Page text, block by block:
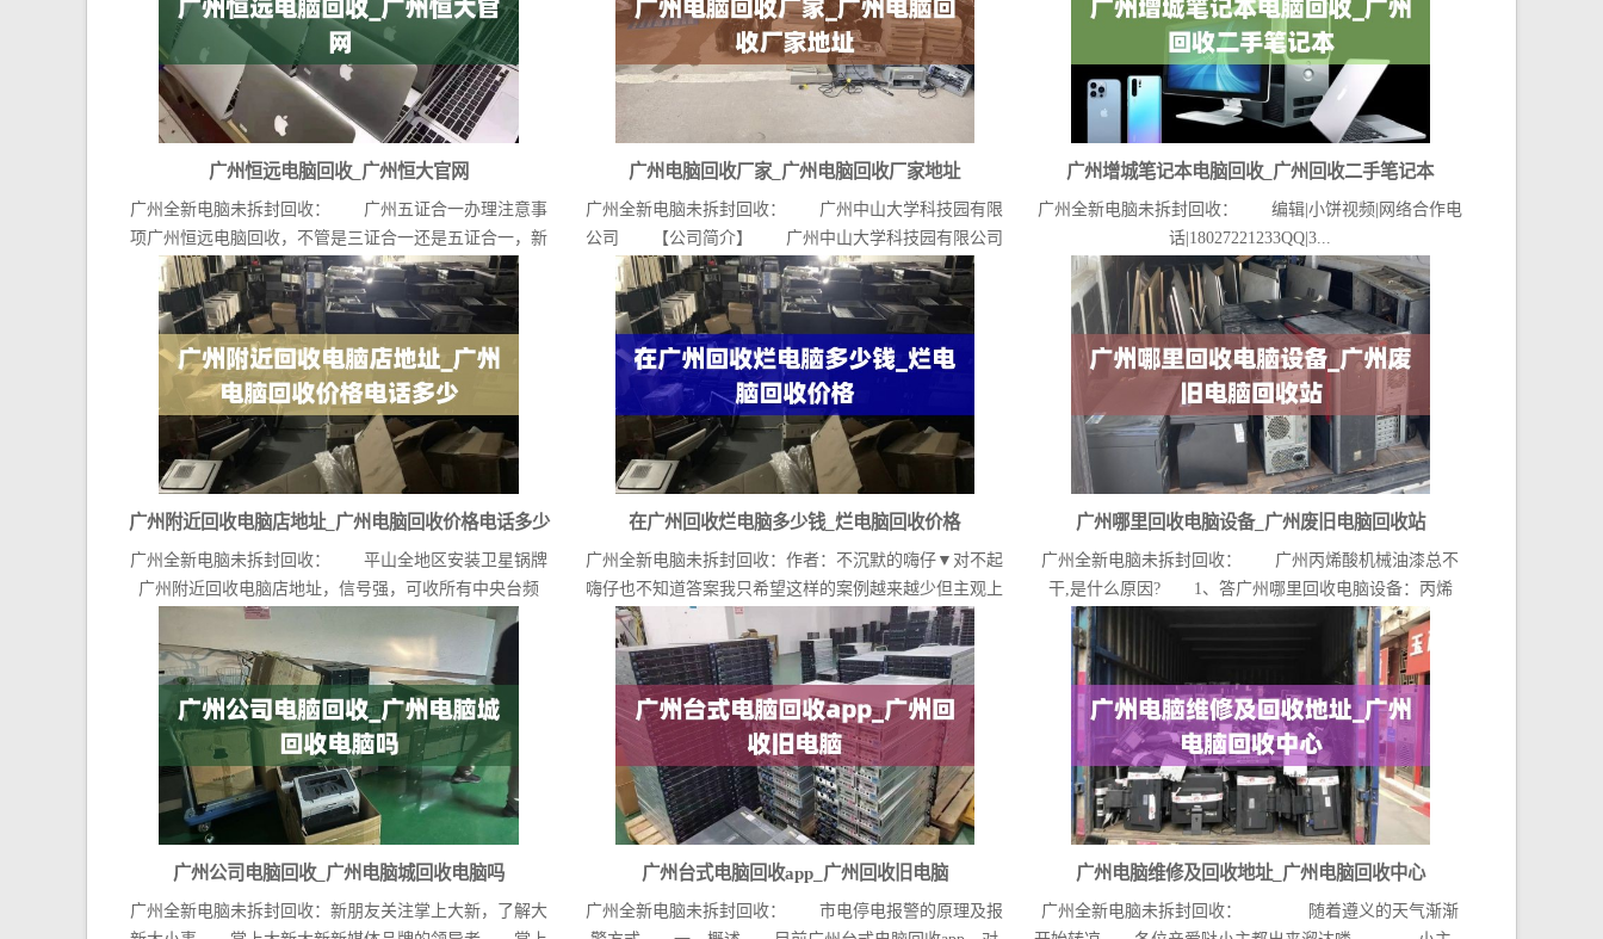
广州恒远电脑回收_广州恒大官网
广州全新电脑未拆封回收： 广州五证合一办理注意事
项广州恒远电脑回收，不管是三证合一还是五证合一，新
版营...
广州电脑回收厂家_广州电脑回收厂家地址
广州全新电脑未拆封回收： 广州中山大学科技园有限
公司 【公司简介】 广州中山大学科技园有限公司
（官...
广州增城笔记本电脑回收_广州回收二手笔记本
广州全新电脑未拆封回收： 编辑|小饼视频|网络合作电
话|18027221233QQ|3...
广州附近回收电脑店地址_广州电脑回收价格电话多少
广州全新电脑未拆封回收： 平山全地区安装卫星锅牌
广州附近回收电脑店地址，信号强，可收所有中央台频
在广州回收烂电脑多少钱_烂电脑回收价格
广州全新电脑未拆封回收：作者：不沉默的嗨仔▼对不起
嗨仔也不知道答案我只希望这样的案例越来越少但主观上
广州哪里回收电脑设备_广州废旧电脑回收站
广州全新电脑未拆封回收： 广州丙烯酸机械油漆总不
干,是什么原因? 1、答广州哪里回收电脑设备：丙烯
广州公司电脑回收_广州电脑城回收电脑吗
广州全新电脑未拆封回收：新朋友关注掌上大新，了解大
广州台式电脑回收app_广州回收旧电脑
广州全新电脑未拆封回收： 市电停电报警的原理及报
广州电脑维修及回收地址_广州电脑回收中心
广州全新电脑未拆封回收： 随着遵义的天气渐渐